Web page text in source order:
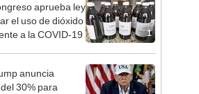
1
aprueba ley
el uso de dióxido
a la COVID-19
anuncia
30% para